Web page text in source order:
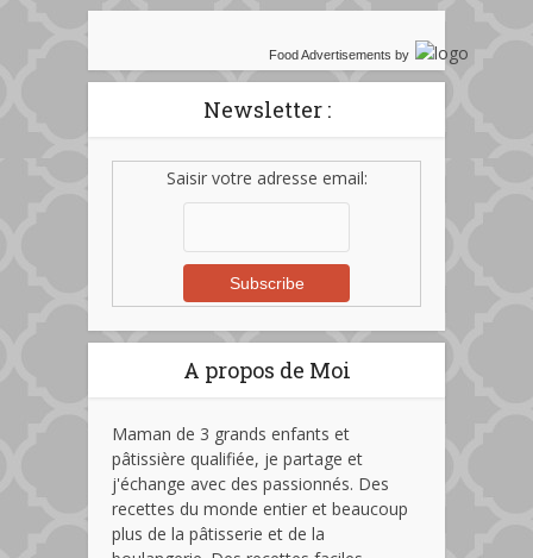
Food Advertisements by
Newsletter :
Saisir votre adresse email:
A propos de Moi
Maman de 3 grands enfants et
pâtissière qualifiée, je partage et
j'échange avec des passionnés. Des
recettes du monde entier et beaucoup
plus de la pâtisserie et de la